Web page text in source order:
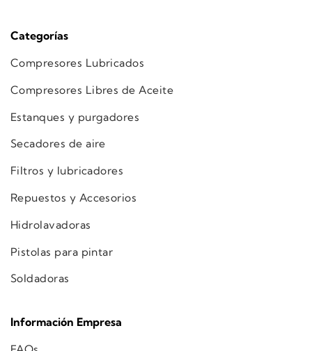
Categorías
Compresores Lubricados
Compresores Libres de Aceite
Estanques y purgadores
Secadores de aire
Filtros y lubricadores
Repuestos y Accesorios
Hidrolavadoras
Pistolas para pintar
Soldadoras
Información Empresa